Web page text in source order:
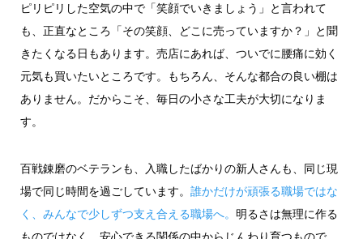
ピリピリした空気の中で「笑顔でいきましょう」と言われて
も、正直なところ「その笑顔、どこに売っていますか？」と聞
きたくなる日もあります。売店にあれば、ついでに腰痛に効く
元気も買いたいところです。もちろん、そんな都合の良い棚は
ありません。だからこそ、毎日の小さな工夫が大切になりま
す。
百戦錬磨のベテランも、入職したばかりの新人さんも、同じ現
場で同じ時間を過ごしています。 誰かだけが頑張る職場ではな
く、みんなで少しずつ支え合える職場へ。 明るさは無理に作る